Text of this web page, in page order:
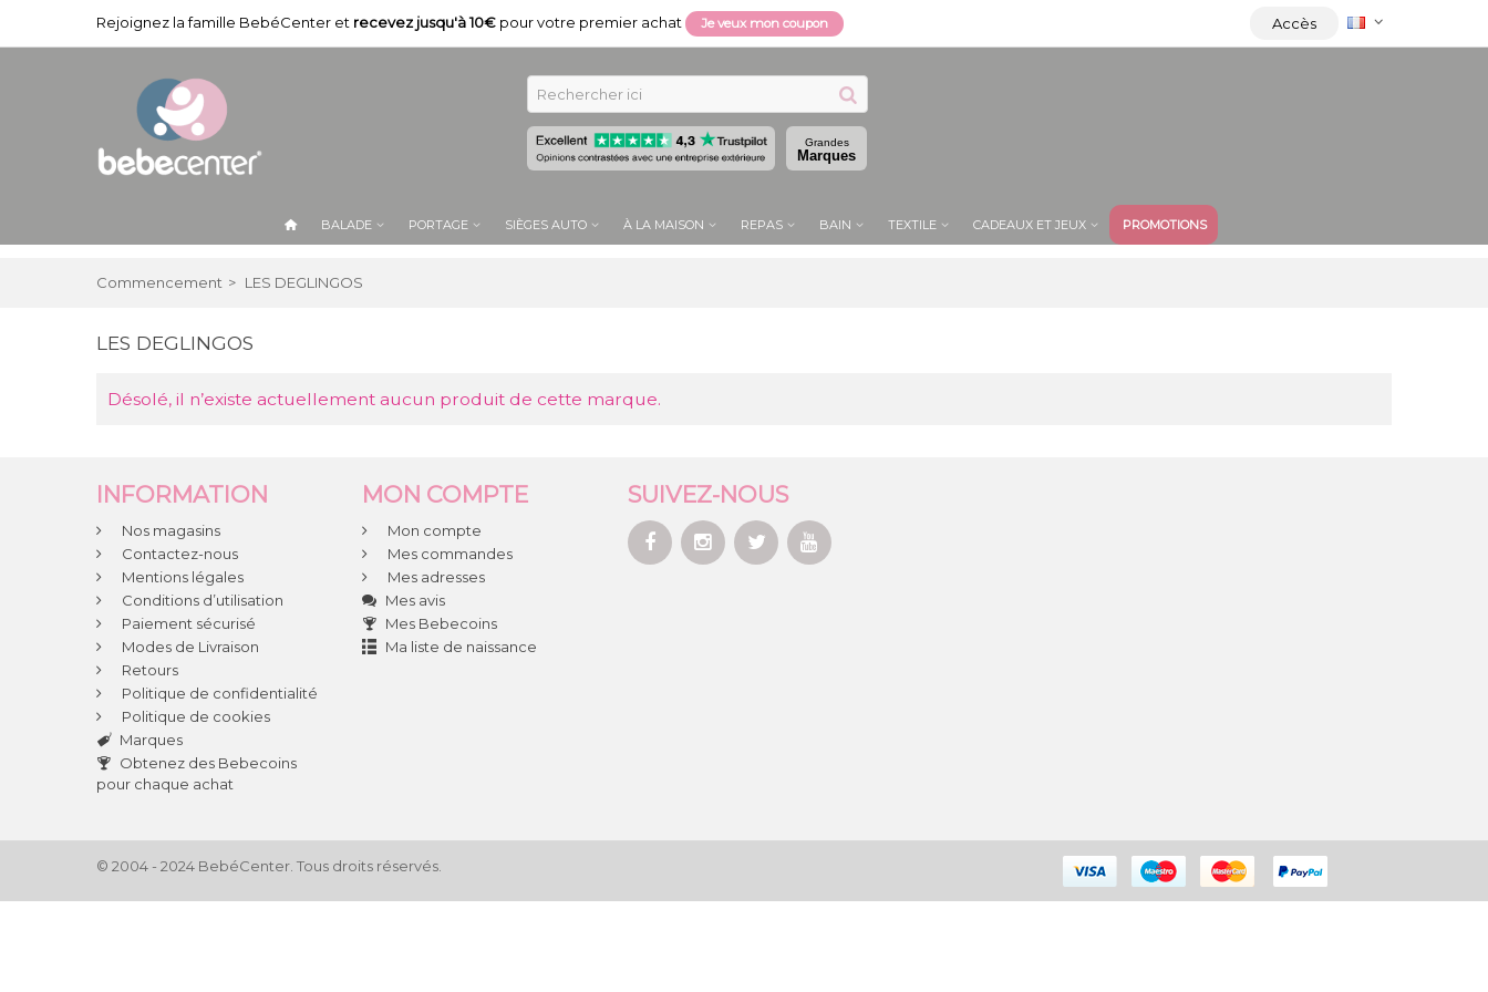
Rejoignez la famille BebéCenter et recevez jusqu'à 10€ pour votre premier achat Je veux mon coupon Accès
Grandes
Marques
BALADE PORTAGE SIÈGES AUTO À LA MAISON REPAS BAIN TEXTILE CADEAUX ET JEUX PROMOTIONS
Commencement > LES DEGLINGOS
LES DEGLINGOS
Désolé, il n’existe actuellement aucun produit de cette marque.
INFORMATION
Nos magasins
Contactez-nous
Mentions légales
Conditions d’utilisation
Paiement sécurisé
Modes de Livraison
Retours
Politique de confidentialité
Politique de cookies
Marques
Obtenez des Bebecoins
pour chaque achat
MON COMPTE
Mon compte
Mes commandes
Mes adresses
Mes avis
Mes Bebecoins
Ma liste de naissance
SUIVEZ-NOUS
© 2004 - 2024 BebéCenter. Tous droits réservés.